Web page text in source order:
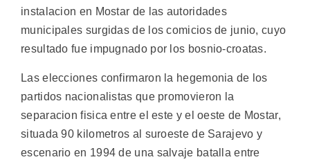
instalacion en Mostar de las autoridades
municipales surgidas de los comicios de junio, cuyo
resultado fue impugnado por los bosnio-croatas.
Las elecciones confirmaron la hegemonia de los
partidos nacionalistas que promovieron la
separacion fisica entre el este y el oeste de Mostar,
situada 90 kilometros al suroeste de Sarajevo y
escenario en 1994 de una salvaje batalla entre